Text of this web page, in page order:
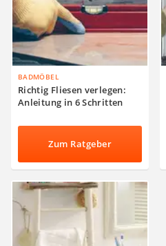
BADMÖBEL
Richtig Fliesen verlegen:
Anleitung in 6 Schritten
Zum Ratgeber